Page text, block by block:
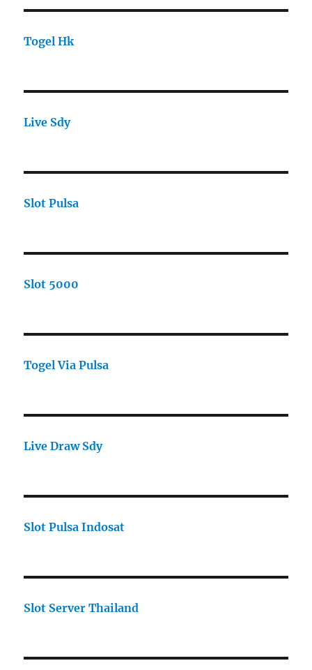
Togel Hk
Live Sdy
Slot Pulsa
Slot 5000
Togel Via Pulsa
Live Draw Sdy
Slot Pulsa Indosat
Slot Server Thailand